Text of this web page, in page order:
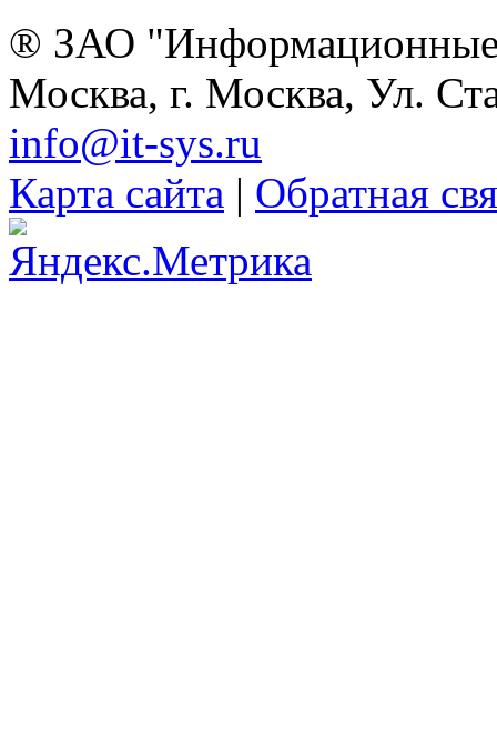
® ЗАО "Информационные
Москва, г. Москва, Ул.
info@it-sys.ru
Карта сайта | Обратная